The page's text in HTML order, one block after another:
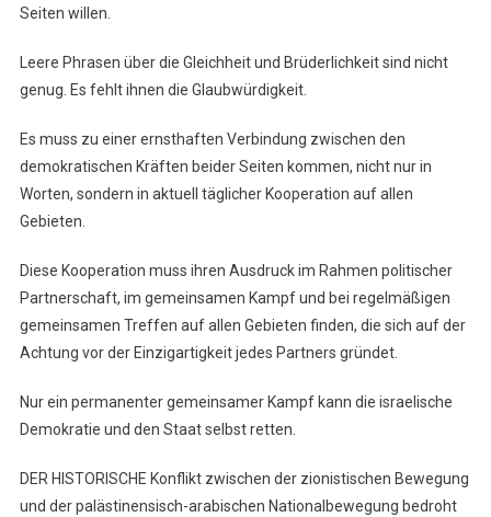
Seiten willen.
Leere Phrasen über die Gleichheit und Brüderlichkeit sind nicht
genug. Es fehlt ihnen die Glaubwürdigkeit.
Es muss zu einer ernsthaften Verbindung zwischen den
demokratischen Kräften beider Seiten kommen, nicht nur in
Worten, sondern in aktuell täglicher Kooperation auf allen
Gebieten.
Diese Kooperation muss ihren Ausdruck im Rahmen politischer
Partnerschaft, im gemeinsamen Kampf und bei regelmäßigen
gemeinsamen Treffen auf allen Gebieten finden, die sich auf der
Achtung vor der Einzigartigkeit jedes Partners gründet.
Nur ein permanenter gemeinsamer Kampf kann die israelische
Demokratie und den Staat selbst retten.
DER HISTORISCHE Konflikt zwischen der zionistischen Bewegung
und der palästinensisch-arabischen Nationalbewegung bedroht